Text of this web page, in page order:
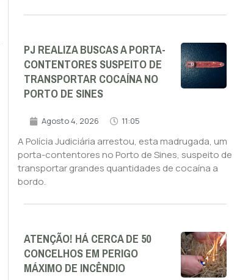
PJ REALIZA BUSCAS A PORTA-
CONTENTORES SUSPEITO DE
TRANSPORTAR COCAÍNA NO
PORTO DE SINES
Agosto 4, 2026 11:05
A Polícia Judiciária arrestou, esta madrugada, um
porta-contentores no Porto de Sines, suspeito de
transportar grandes quantidades de cocaína a
bordo.
ATENÇÃO! HÁ CERCA DE 50
CONCELHOS EM PERIGO
MÁXIMO DE INCÊNDIO